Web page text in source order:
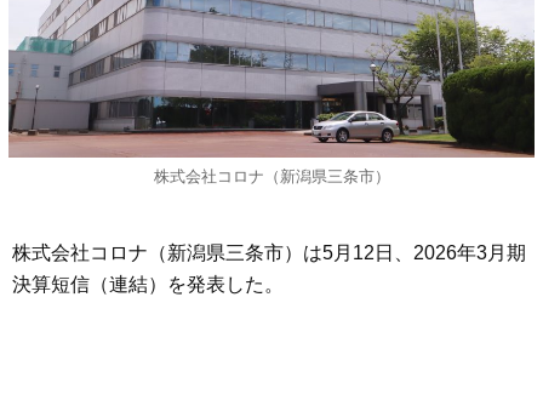
株式会社コロナ（新潟県三条市）
株式会社コロナ（新潟県三条市）は5月12日、2026年3月期
決算短信（連結）を発表した。